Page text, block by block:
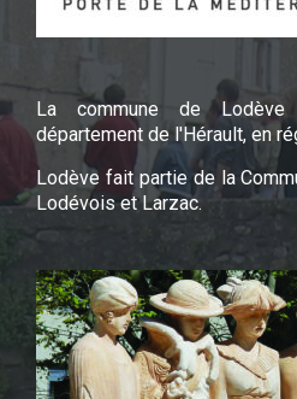
La commune de
département de l'Hérault, en
Lodève fait partie de la
Lodévois et Larzac.